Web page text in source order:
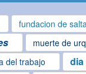
fundacion de
muerte de
del trabajo